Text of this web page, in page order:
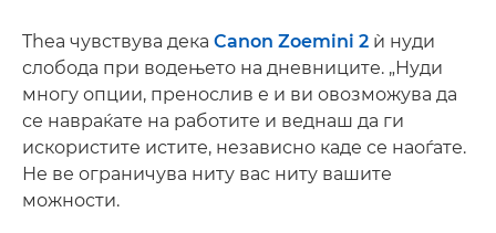
Thea чувствува дека Canon Zoemini 2 ѝ нуди
слобода при водењето на дневниците. „Нуди
многу опции, пренослив е и ви овозможува да
се навраќате на работите и веднаш да ги
искористите истите, независно каде се наоѓате.
Не ве ограничува ниту вас ниту вашите
можности.